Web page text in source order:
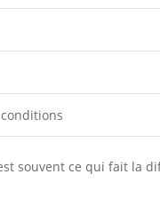
souvent ce qui fait la